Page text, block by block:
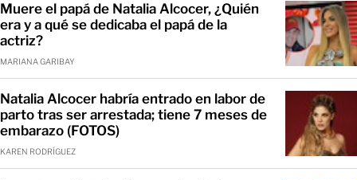
Muere el papá de Natalia Alcocer, ¿Quién
era y a qué se dedicaba el papá de la
actriz?
MARIANA GARIBAY
Natalia Alcocer habría entrado en labor de
parto tras ser arrestada; tiene 7 meses de
embarazo (FOTOS)
KAREN RODRÍGUEZ